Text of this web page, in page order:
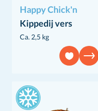
Happy Chick'n
Kippedij vers
Ca. 2,5 kg